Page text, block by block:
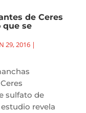
de Ceres
que se
29, 2016|
sulfato de
revela